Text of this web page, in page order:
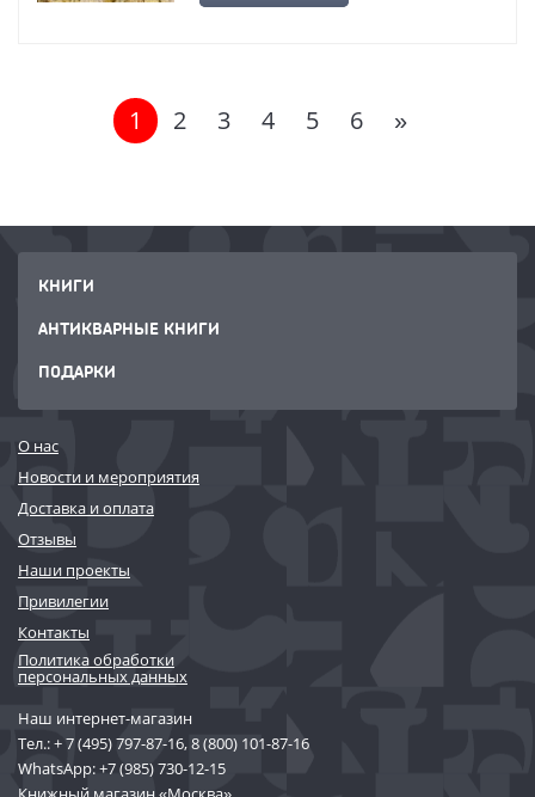
1 2 3 4 5 6 »
КНИГИ
АНТИКВАРНЫЕ КНИГИ
ПОДАРКИ
О нас
Новости и мероприятия
Доставка и оплата
Отзывы
Наши проекты
Привилегии
Контакты
Политика обработки
персональных данных
Наш интернет-магазин
Тел.:+ 7 (495) 797-87-16,8 (800) 101-87-16
WhatsApp:+7 (985) 730-12-15